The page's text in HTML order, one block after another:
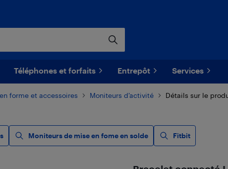
Téléphones et forfaits Entrepôt Services
forme et accessoires Moniteurs d’activité Détails sur le
Moniteurs de mise en fome en solde Fitbit